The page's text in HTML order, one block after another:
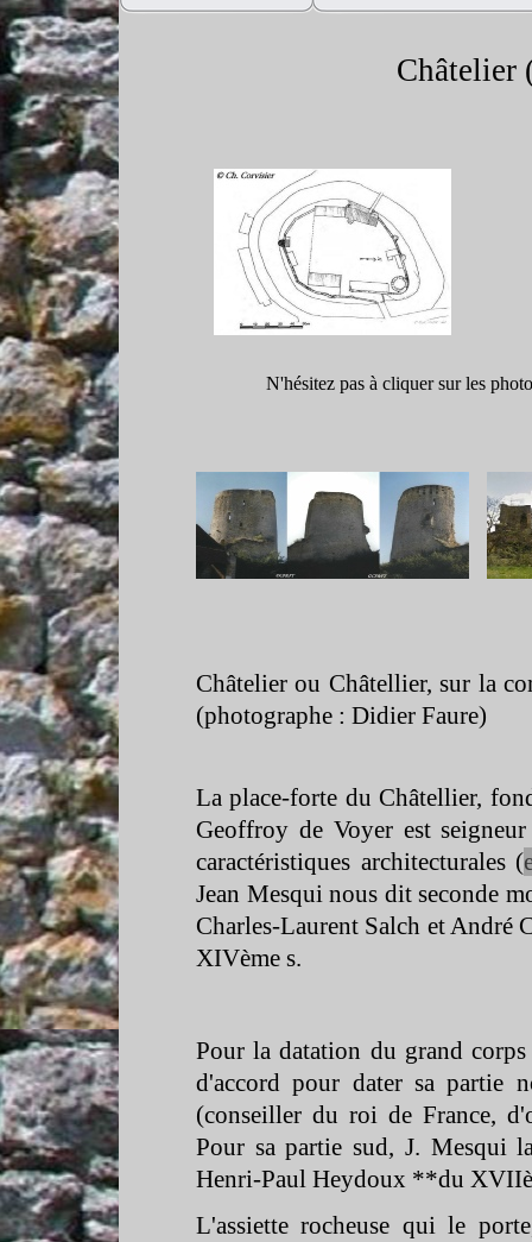
Châtelier
N'hésitez pas à cliquer sur les
Châtelier ou Châtellier, sur la
(photographe : Didier Faure)
La place-forte du Châtellier,
Geoffroy de Voyer est
caractéristiques architecturales (
Jean Mesqui nous dit seconde
Charles-Laurent Salch et André
XIVème s.
Pour la datation du grand
d'accord pour dater sa partie
(conseiller du roi de France,
Pour sa partie sud, J. Mesqui
Henri-Paul Heydoux **du
L'assiette rocheuse qui le